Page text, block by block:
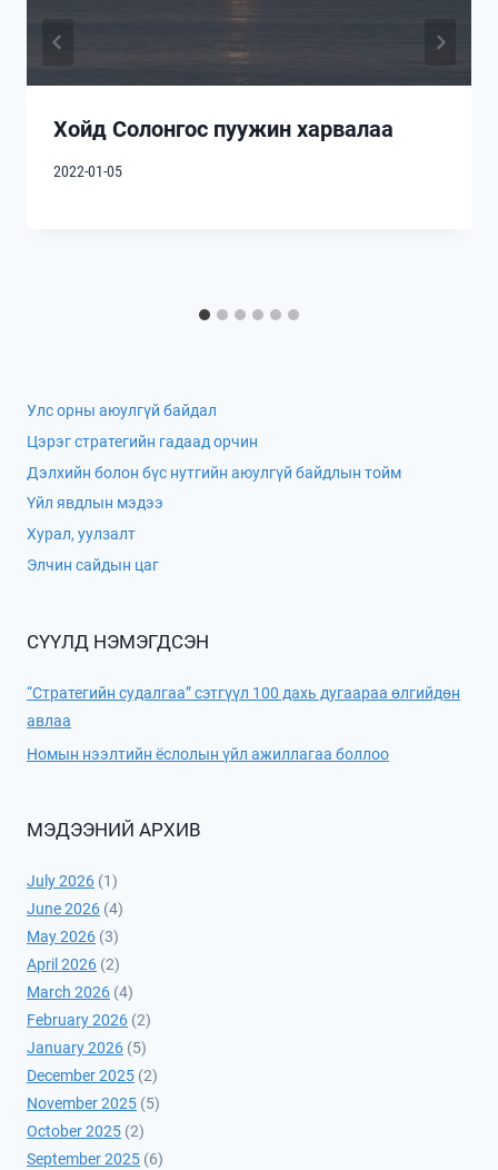
Хойд Солонгос пуужин харвалаа
2022-01-05
Улс орны аюулгүй байдал
Цэрэг стратегийн гадаад орчин
Дэлхийн болон бүс нутгийн аюулгүй байдлын тойм
Үйл явдлын мэдээ
Хурал, уулзалт
Элчин сайдын цаг
СҮҮЛД НЭМЭГДСЭН
“Стратегийн судалгаа” сэтгүүл 100 дахь дугаараа өлгийдөн
авлаа
Номын нээлтийн ёслолын үйл ажиллагаа боллоо
МЭДЭЭНИЙ АРХИВ
July 2026 (1)
June 2026 (4)
May 2026 (3)
April 2026 (2)
March 2026 (4)
February 2026 (2)
January 2026 (5)
December 2025 (2)
November 2025 (5)
October 2025 (2)
September 2025 (6)